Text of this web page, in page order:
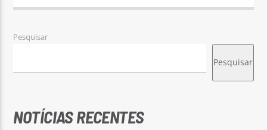
Pesquisar
Pesquisar
NOTÍCIAS RECENTES